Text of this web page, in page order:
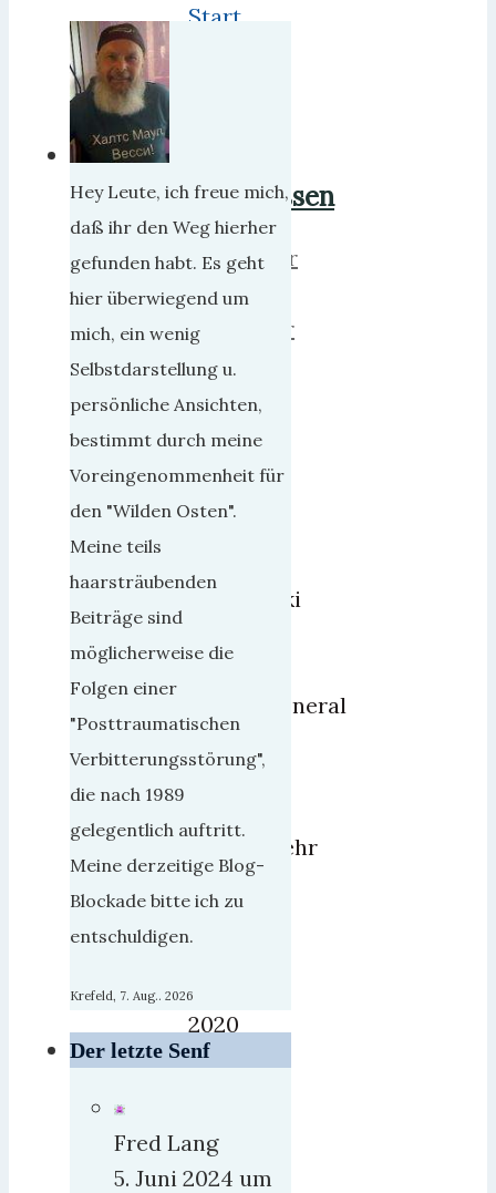
Start
vergessen
herrweber
26.
Dezember
2020
19.
Februar
20211
Sembritzki
Brigadegeneral
Heeres
Bundeswehr
und
Mai
2020
Chef
der
Hey Leute, ich freue mich,
daß ihr den Weg hierher
gefunden habt. Es geht
hier überwiegend um
mich, ein wenig
Selbstdarstellung u.
persönliche Ansichten,
bestimmt durch meine
Voreingenommenheit für
den "Wilden Osten".
Meine teils
haarsträubenden
Beiträge sind
möglicherweise die
Folgen einer
"Posttraumatischen
Verbitterungsstörung",
die nach 1989
gelegentlich auftritt.
Meine derzeitige Blog-
Blockade bitte ich zu
entschuldigen.
Krefeld, 7. Aug.. 2026
Der letzte Senf
Fred Lang
5. Juni 2024 um